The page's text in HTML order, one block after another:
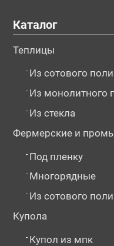
Каталог
Теплицы
- Из сотового
- Из монолитного
- Из стекла
Фермерские и
- Под пленку
- Многорядные
- Из сотового
Купола
- Купол из мпк